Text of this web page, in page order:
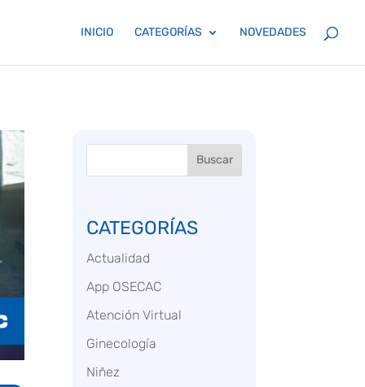
INICIO CATEGORÍAS NOVEDADES
Buscar
CATEGORÍAS
Actualidad
App OSECAC
Atención Virtual
Ginecología
Niñez